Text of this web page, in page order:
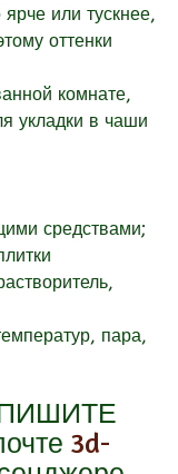
или тускнее,
оттенки
комнате,
укладки в чаши
средствами;
пара,
3d-